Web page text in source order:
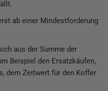
ab einer Mindestforderung
aus der Summe der
Beispiel den Ersatzkäufen,
dem Zeitwert für den Koffer